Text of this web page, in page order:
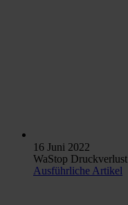
16 Juni 2022
WaStop Druckverlust
Ausführliche Artikel